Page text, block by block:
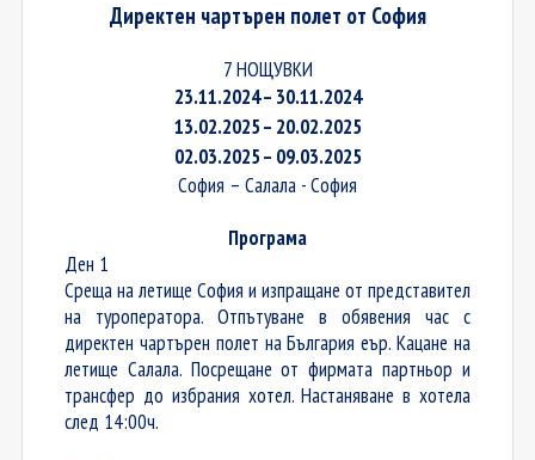
Директен чартърен полет от София
7НОЩУВКИ
23.11.2024– 30.11.2024
13.02.2025– 20.02.2025
02.03.2025– 09.03.2025
София – Салала - София
Програма
Ден 1
Среща на летище София и изпращане от представител
на туроператора. Отпътуване в обявения час с
директен чартърен полет на България еър. Кацане на
летище Салала. Посрещане от фирмата партньор и
трансфер до избрания хотел. Настаняване в хотела
след 14:00ч.